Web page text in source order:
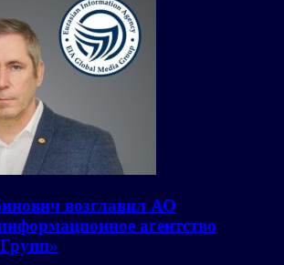
возглавил АО
агентство